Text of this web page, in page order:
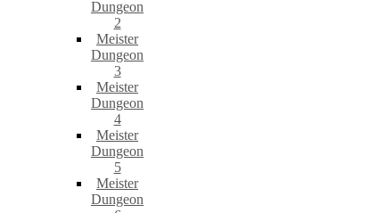
Dungeon
2
Meister
Dungeon
3
Meister
Dungeon
4
Meister
Dungeon
5
Meister
Dungeon